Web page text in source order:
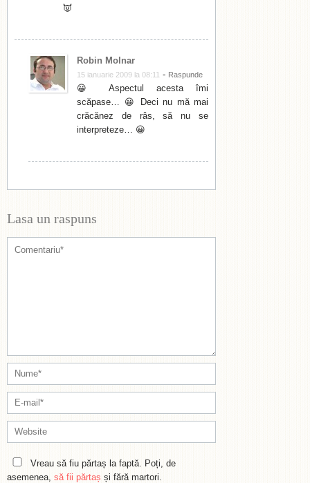
👿
Robin Molnar
15 ianuarie 2009 la 08:11 - Raspunde
😀 Aspectul acesta îmi
scăpase… 😀 Deci nu mă mai
crăcănez de râs, să nu se
interpreteze… 😀
Lasa un raspuns
Vreau să fiu părtaș la faptă. Poți, de
asemenea, să fii părtaș și fără martori.